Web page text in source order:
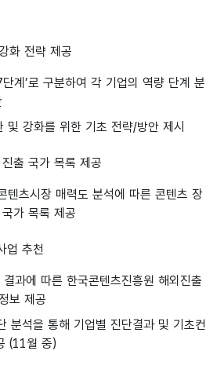
화 전략 제공
계’로 구분하여 각 기업의 역량 단계 분
및 강화를 위한 기초 전략/방안 제시
출 국가 목록 제공
텐츠시장 매력도 분석에 따른 콘텐츠 장
가 목록 제공
업 추천
과에 따른 한국콘텐츠진흥원 해외진출
보 제공
분석을 통해 기업별 진단결과 및 기초컨
(11월 중)